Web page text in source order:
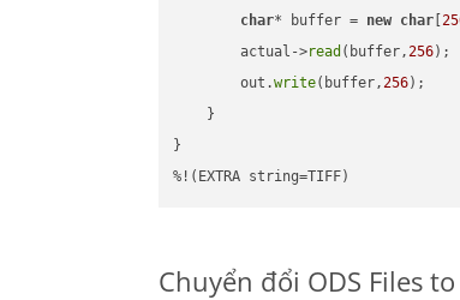
char* buffer = new char [
        actual->
read (buffer,256);
        out.
write(buffer,256);
    }
}
%!(EXTRA string=TIFF)
Chuyển đổi ODS Files